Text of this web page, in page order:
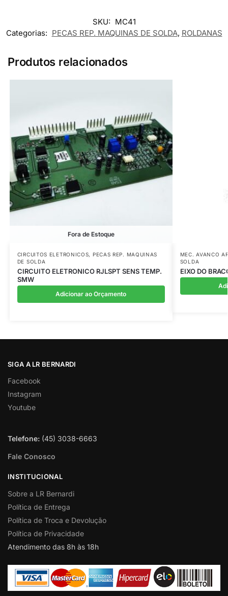
SKU: MC41
Categorias: PECAS REP. MAQUINAS DE SOLDA, ROLDANAS
Produtos relacionados
Fora de Estoque
CIRCUITOS ELETRONICOS, PECAS REP. MAQUINAS
DE SOLDA
CIRCUITO ELETRONICO RJLSPT SENS TEMP.
SMW
Adicionar ao Orçamento
MEC. AVANCO
SOLDA
EIXO DO
SIGA A LR BERNARDI
Facebook
Instagram
Youtube
Telefone: (45) 3038-6663
Fale Conosco
INSTITUCIONAL
Sobre a LR Bernardi
Política de Entrega
Política de Troca e Devolução
Política de Privacidade
Atendimento das 8h às 18h